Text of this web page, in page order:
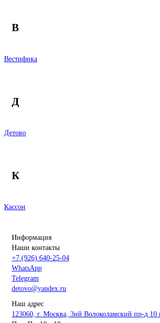
В
Вестифика
Д
Детово
К
Кассон
Информация
Наши контакты
+7 (926) 640-25-04
WhatsApp
Telegram
detovo@yandex.ru
Наш адрес
123060, г. Москва, 3ий Волоколамский пр-д 10